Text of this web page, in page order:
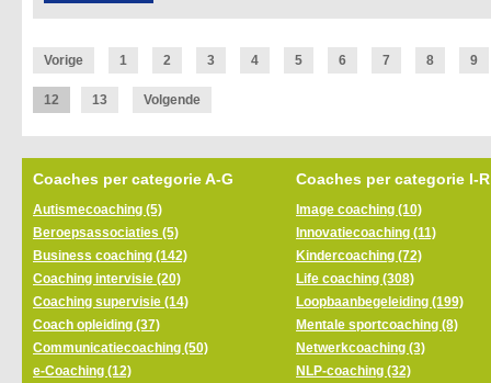
Vorige 1 2 3 4 5 6 7 8 9
12 13 Volgende
Coaches per categorie A-G
Autismecoaching (5)
Beroepsassociaties (5)
Business coaching (142)
Coaching intervisie (20)
Coaching supervisie (14)
Coach opleiding (37)
Communicatiecoaching (50)
e-Coaching (12)
Coaches per categorie I-R
Image coaching (10)
Innovatiecoaching (11)
Kindercoaching (72)
Life coaching (308)
Loopbaanbegeleiding (199)
Mentale sportcoaching (8)
Netwerkcoaching (3)
NLP-coaching (32)